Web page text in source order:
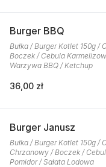
Burger BBQ
Bułka / Burger Kotlet 150g /
Boczek / Cebula
Warzywa BBQ / Ketchup
36,00 zł
Burger Janusz
Bułka / Burger Kotlet 150g /
Chrzanowy / Boczek /
Pomidor / Sałata Lodowa